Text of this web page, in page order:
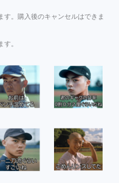
。購入後のキャンセルはできま
。